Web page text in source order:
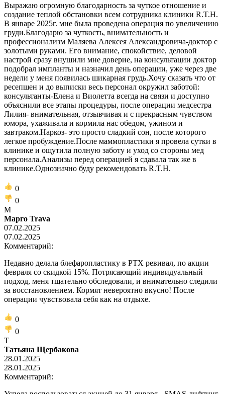
Выражаю огромную благодарность за чуткое отношение и
создание теплой обстановки всем сотрудника клиники R.T.H.
В январе 2025г. мне была проведена операция по увеличению
груди.Благодарю за чуткость, внимательность и
профессионализм Маляева Алексея Александровича-доктор с
золотыми руками. Его внимание, спокойствие, деловой
настрой сразу внушили мне доверие, на консультации доктор
подобрал импланты и назначил день операции, уже через две
недели у меня появилась шикарная грудь.Хочу сказать что от
ресепшен и до выписки весь персонал окружил заботой:
консультанты-Елена и Виолетта всегда на связи и доступно
объяснили все этапы процедуры, после операции медсестра
Лилия- внимательная, отзывчивая и с прекрасным чувством
юмора, ухаживала и кормила нас обедом, ужином и
завтраком.Наркоз- это просто сладкий сон, после которого
легкое пробуждение.После маммопластики я провела сутки в
клинике и ощутила полную заботу и уход со стороны мед
персонала.Анализы перед операцией я сдавала так же в
клинике.Однозначно буду рекомендовать R.T.H.
0
0
М
Марго Trava
07.02.2025
07.02.2025
Комментарий:
Недавно делала блефаропластику в РТХ ревивал, по акции
февраля со скидкой 15%. Потрясающий индивидуальный
подход, меня тщательно обследовали, и внимательно следили
за восстановлением. Кормят невероятно вкусно! После
операции чувствовала себя как на отдыхе.
0
0
Т
Татьяна Щербакова
28.01.2025
28.01.2025
Комментарий: